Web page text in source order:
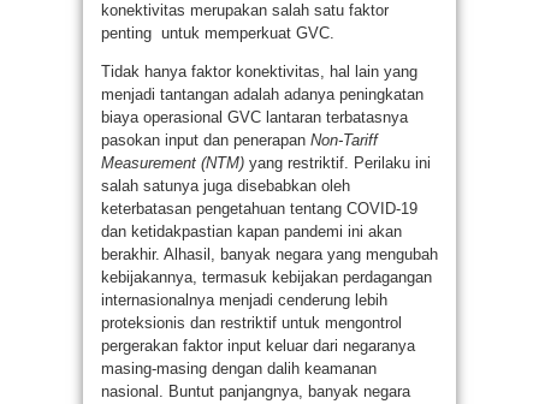
konektivitas merupakan salah satu faktor
penting untuk memperkuat GVC.
Tidak hanya faktor konektivitas, hal lain yang
menjadi tantangan adalah adanya peningkatan
biaya operasional GVC lantaran terbatasnya
pasokan input dan penerapan Non-Tariff
Measurement (NTM) yang restriktif. Perilaku ini
salah satunya juga disebabkan oleh
keterbatasan pengetahuan tentang COVID-19
dan ketidakpastian kapan pandemi ini akan
berakhir. Alhasil, banyak negara yang mengubah
kebijakannya, termasuk kebijakan perdagangan
internasionalnya menjadi cenderung lebih
proteksionis dan restriktif untuk mengontrol
pergerakan faktor input keluar dari negaranya
masing-masing dengan dalih keamanan
nasional. Buntut panjangnya, banyak negara